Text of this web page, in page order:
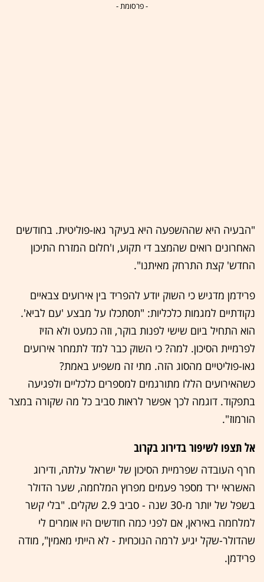
- פרסומת -
"הבעיה היא שההשפעה היא בעיקר גאו-פוליטית. בחודשים
האחרונים רואים שהמצב די תקוע, ו'חלום המזרח התיכון
החדש' קצת התרחק מאיתנו".
פרידמן מדגיש כי השוק יודע להפריד בין אירועים צבאיים
נקודתיים למגמות כלכליות: "תסתכלו על מבצע 'עם לביא'.
הוא התחיל ביום שישי לפנות בוקר, וזה כמעט ולא הזיז
לפרמיית הסיכון. למה? כי השוק כבר למד לתמחר אירועים
גאו-פוליטיים מהסוג הזה. מתי זה משפיע באמת?
כשהאירועים הללו מתורגמים למספרים כלכליים ולפגיעה
בתפקוד. דוגמה לכך אפשר לראות סביב כל מה שקורה במצר
הורמוז".
אל תצפו לשיפור בדירוג בקרוב
חרף העובדה שפרמיית הסיכון של ישראל עלתה, ודירוג
האשראי ירד מספר פעמים מפרוץ המלחמה, שער הדולר
בשפל של יותר מ-30 שנה - סביב 2.9 שקלים. "בלי קשר
למלחמה באיראן, אם לפני כמה חודשים היו אומרים לי
שהדולר-שקל יגיע לרמה הנוכחית - לא הייתי מאמין", מודה
פרידמן.